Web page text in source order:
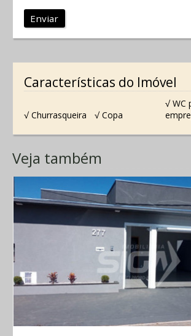
Enviar
Características do Imóvel
√ Churrasqueira √ Copa
√ WC
Veja também